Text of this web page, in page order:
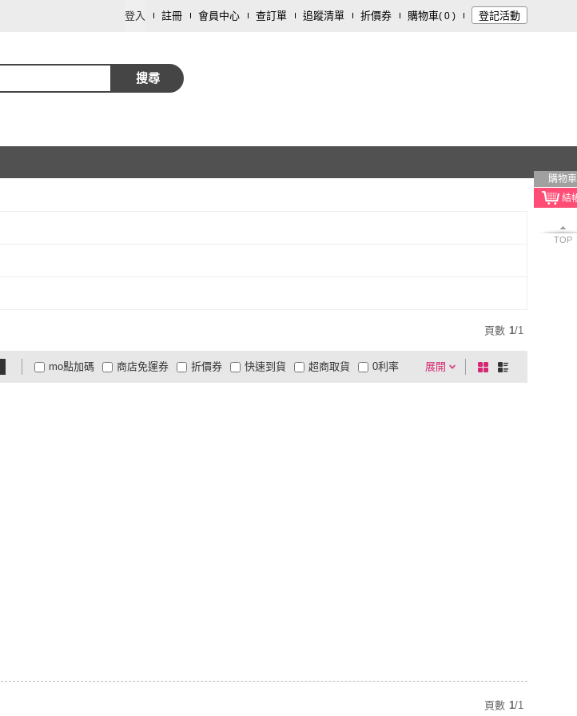
登入 註冊 會員中心 查訂單 追蹤清單 折價券 購物車( 0 ) 登記活動
搜尋
購物車
TOP
頁數 1/1
展開
折價券
有影片
商品有量 電視購物
mo點加碼 快速到貨 超商取貨
大家電安心配
大家電快配
商店免運券 0利率
棋
盤
列
頁數 1/1